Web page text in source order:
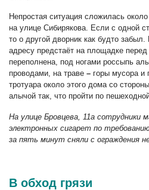
Непростая ситуация сложилась
на улице Сибирякова. Если с одной
то о другой дворник как будто
адресу предстаёт на площадке
переполнена, под ногами россыпь
проводами, на траве – горы мусора и
тротуара около этого дома со
алычой так, что пройти по
На улице Бровцева, 11а сотрудники
электронных сигарет по
за пять минут сняли с ограждения
В обход грязи